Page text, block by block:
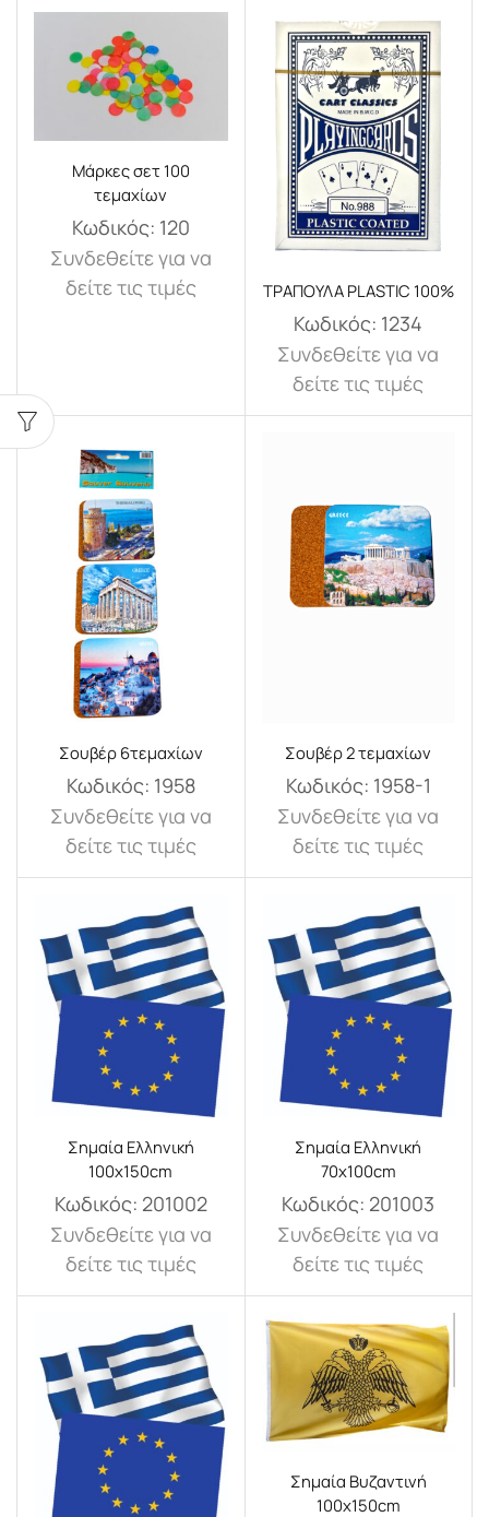
Μάρκες σετ 100
τεμαχίων
Κωδικός: 120
Συνδεθείτε για να
δείτε τις τιμές
ΤΡΑΠΟΥΛΑ PLASTIC 100%
Κωδικός: 1234
Συνδεθείτε για να
δείτε τις τιμές
Σουβέρ 6τεμαχίων
Κωδικός: 1958
Συνδεθείτε για να
δείτε τις τιμές
Σουβέρ 2 τεμαχίων
Κωδικός: 1958-1
Συνδεθείτε για να
δείτε τις τιμές
Σημαία Ελληνική
100x150cm
Κωδικός: 201002
Συνδεθείτε για να
δείτε τις τιμές
Σημαία Ελληνική
70x100cm
Κωδικός: 201003
Συνδεθείτε για να
δείτε τις τιμές
Σημαία Βυζαντινή
100x150cm